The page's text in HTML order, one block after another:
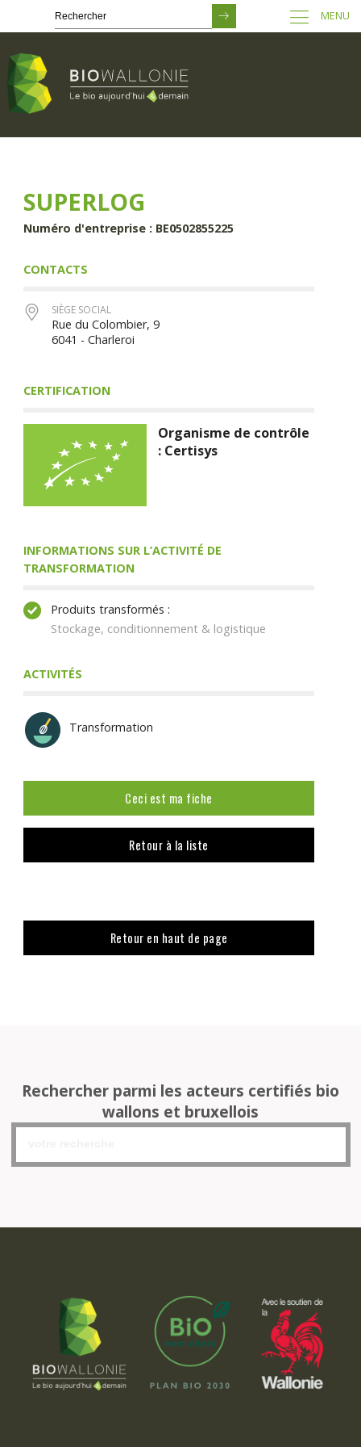
principal
MENU
SUPERLOG
Numéro d'entreprise : BE0502855225
CONTACTS
SIÈGE SOCIAL
Rue du Colombier, 9
6041 - Charleroi
CERTIFICATION
Organisme de contrôle
: Certisys
INFORMATIONS SUR L’ACTIVITÉ DE
TRANSFORMATION
Produits transformés :
Stockage, conditionnement & logistique
ACTIVITÉS
Transformation
Ceci est ma fiche
Retour à la liste
Retour en haut de page
Rechercher parmi les acteurs certifiés bio
wallons et bruxellois